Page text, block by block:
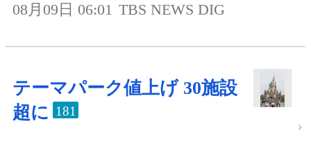
08月09日 06:01 TBS NEWS DIG
テーマパーク値上げ 30施設
超に 181